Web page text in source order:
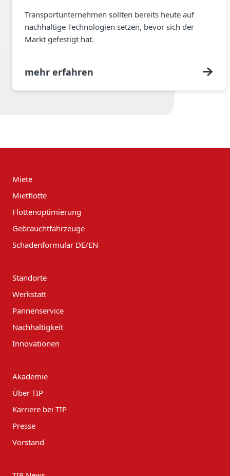
Transportunternehmen sollten bereits heute auf
nachhaltige Technologien setzen, bevor sich der
Markt gefestigt hat.
mehr erfahren
Miete
Mietflotte
Flottenoptimierung
Gebrauchtfahrzeuge
Schadenformular DE/EN
Standorte
Werkstatt
Pannenservice
Nachhaltigkeit
Innovationen
Akademie
Über TIP
Karriere bei TIP
Presse
Vorstand